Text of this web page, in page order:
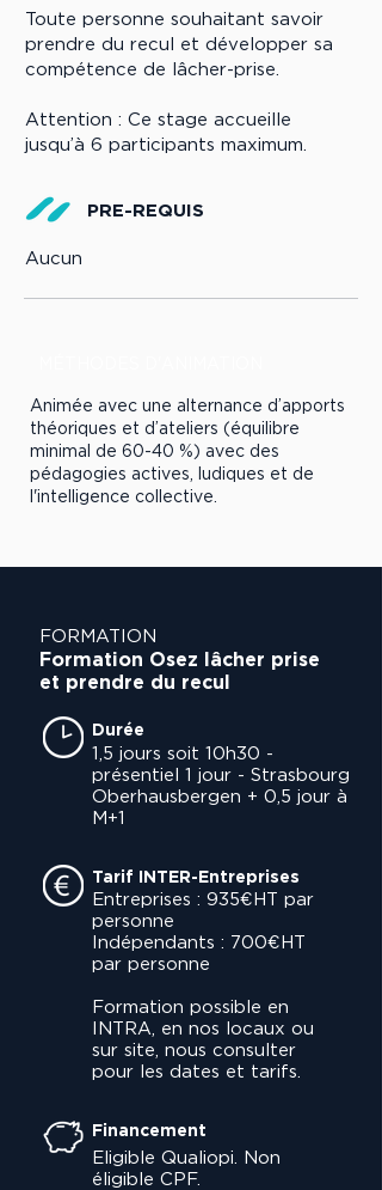
Toute personne souhaitant savoir
prendre du recul et développer sa
compétence de lâcher-prise.
Attention : Ce stage accueille
jusqu’à 6 participants maximum.
PRE-REQUIS
Aucun
Animée avec une alternance d’apports
théoriques et d’ateliers (équilibre
minimal de 60-40 %) avec des
pédagogies actives, ludiques et de
l'intelligence collective.
FORMATION
Formation Osez lâcher prise
et prendre du recul
Durée
1,5 jours soit 10h30 -
présentiel 1 jour - Strasbourg
Oberhausbergen + 0,5 jour à
M+1
Tarif INTER-Entreprises
Entreprises : 935€HT par
personne
Indépendants : 700€HT
par personne
Formation possible en
INTRA, en nos locaux ou
sur site, nous consulter
pour les dates et tarifs.
Financement
Eligible Qualiopi. Non
éligible CPF.